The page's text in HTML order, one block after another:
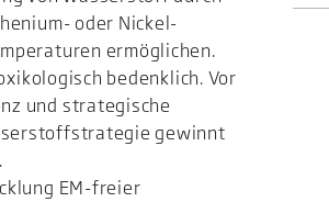
oder Nickel-
ermöglichen.
bedenklich. Vor
und strategische
gewinnt
EM-freier